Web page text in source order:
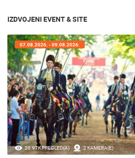
IZDVOJENI EVENT & SITE
20.97K PREGLED(A) 2 KAMERA(E)
07.08.2026. - 09.08.2026.